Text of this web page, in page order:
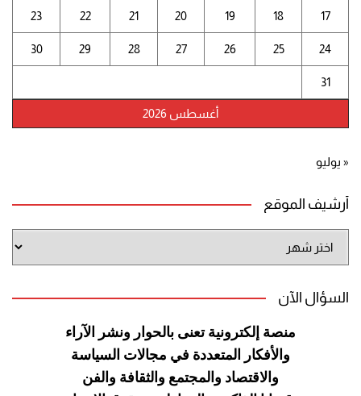
أغسطس 2026
17
18
19
20
21
22
23
24
25
26
27
28
29
30
31
« يوليو
أرشيف الموقع
الموقع
السؤال الآن
منصة إلكترونية تعنى بالحوار ونشر
الآراء
والأفكار المتعددة في مجالات السياسة
والاقتصاد والمجتمع والثقافة والفن